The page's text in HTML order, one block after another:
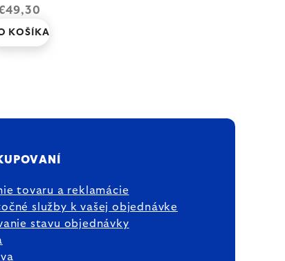
KOŠÍKA
tovaru a reklamácie
služby k vašej objednávke
stavu objednávky